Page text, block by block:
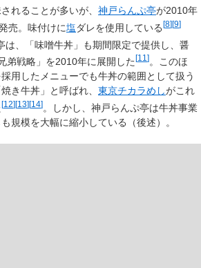
れることが多いが、 神戸らんぷ亭が2010年
売。味付けに塩ダレを使用している[8][9]
は、「味噌牛丼」も期間限定で提供し、醤
弟戦略」を2010年に展開した [11 ] 。このほ
採用したメニューでも牛丼の範囲として扱う
き牛丼」と呼ばれ、 東京チカラめしがこれ
[12][13][14]。しかし、神戸らんぷ亭は牛丼事業
規模を大幅に縮小している（後述）。